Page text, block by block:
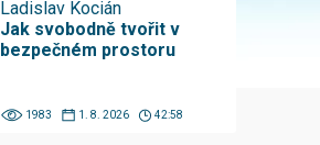
Ladislav Kocián
Jak svobodně tvořit v
bezpečném prostoru
1983 1. 8. 2026 42:58